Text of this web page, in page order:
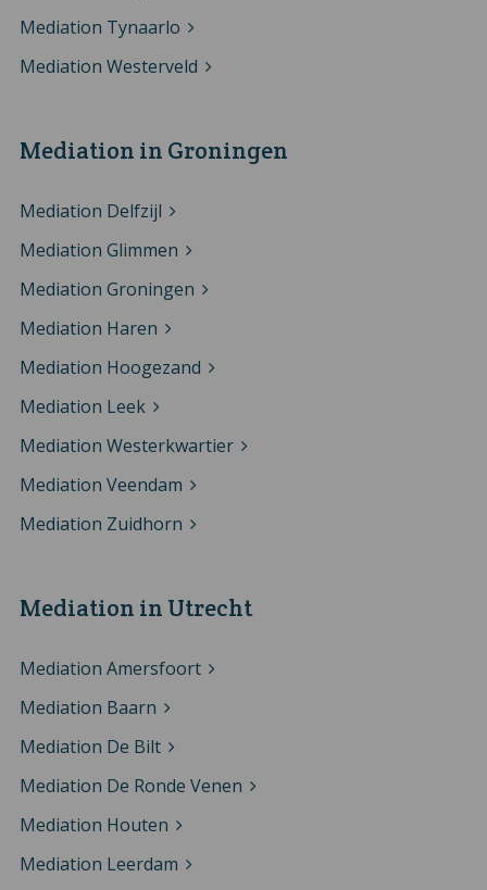
Mediation Tynaarlo
Mediation Westerveld
Mediation in Groningen
Mediation Delfzijl
Mediation Glimmen
Mediation Groningen
Mediation Haren
Mediation Hoogezand
Mediation Leek
Mediation Westerkwartier
Mediation Veendam
Mediation Zuidhorn
Mediation in Utrecht
Mediation Amersfoort
Mediation Baarn
Mediation De Bilt
Mediation De Ronde Venen
Mediation Houten
Mediation Leerdam